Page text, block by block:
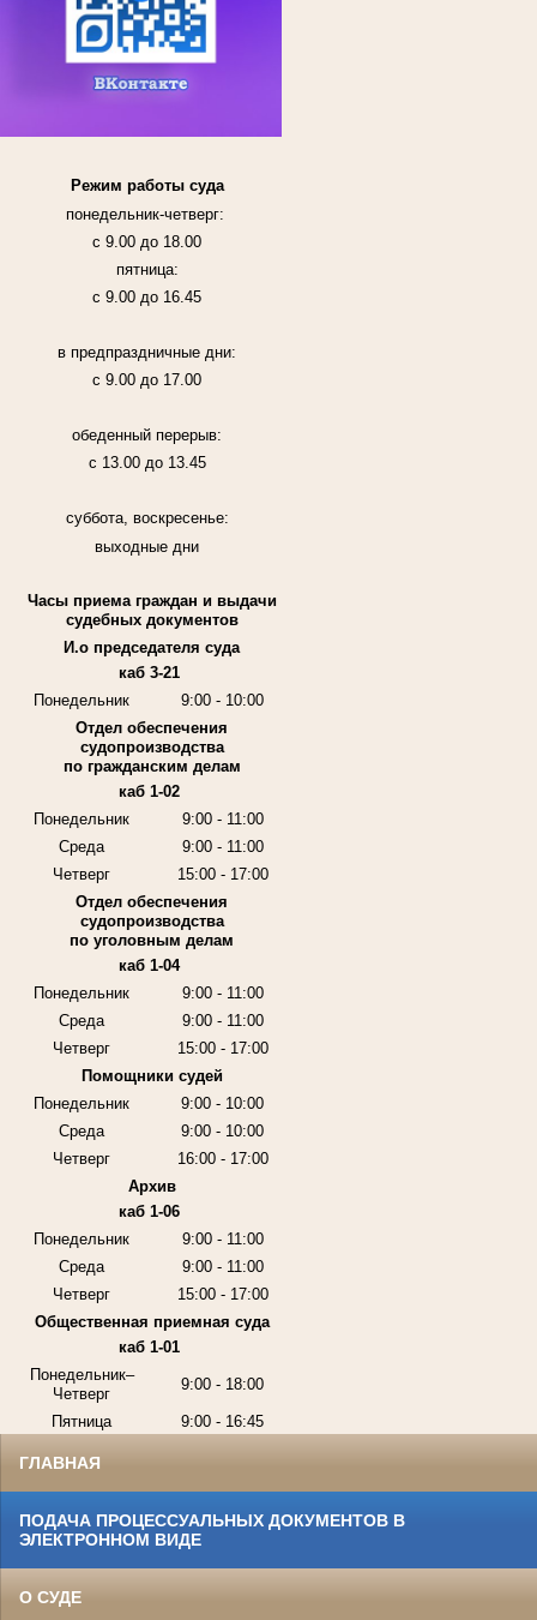
Режим работы суда
понедельник-четверг:
с 9.00 до 18.00
пятница:
с 9.00 до 16.45
в предпраздничные дни:
с 9.00 до 17.00
обеденный перерыв:
с 13.00 до 13.45
суббота, воскресенье:
выходные дни
Часы приема граждан и выдачи
судебных документов
И.о председателя суда
каб 3-21
Понедельник
9:00 - 10:00
Отдел обеспечения
судопроизводства
по гражданским делам
каб 1-02
Понедельник
9:00 - 11:00
Среда
9:00 - 11:00
Четверг
15:00 - 17:00
Отдел обеспечения
судопроизводства
по уголовным делам
каб 1-04
Понедельник
9:00 - 11:00
Среда
9:00 - 11:00
Четверг
15:00 - 17:00
Помощники судей
Понедельник
9:00 - 10:00
Среда
9:00 - 10:00
Четверг
16:00 - 17:00
Архив
каб 1-06
Понедельник
9:00 - 11:00
Среда
9:00 - 11:00
Четверг
15:00 - 17:00
Общественная приемная суда
каб 1-01
Понедельник–
Четверг
9:00 - 18:00
Пятница 9:00 - 16:45
ГЛАВНАЯ
ПОДАЧА ПРОЦЕССУАЛЬНЫХ ДОКУМЕНТОВ В
ЭЛЕКТРОННОМ ВИДЕ
О СУДЕ